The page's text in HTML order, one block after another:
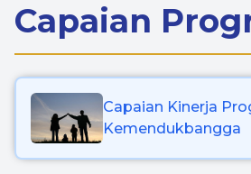
Capaian
Capaian Kinerja
Kemendukbangga